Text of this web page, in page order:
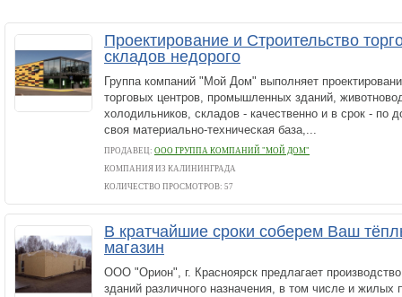
Проектирование и Строительство
складов недорого
Группа компаний "Мой Дом" выполняет
торговых центров, промышленных зданий,
холодильников, складов - качественно и в срок - по
своя материально-техническая база,...
ПРОДАВЕЦ: ООО ГРУППА КОМПАНИЙ "МОЙ ДОМ"
КОМПАНИЯ ИЗ КАЛИНИНГРАДА
КОЛИЧЕСТВО ПРОСМОТРОВ: 57
В кратчайшие сроки соберем Ваш
магазин
ООО "Орион", г. Красноярск предлагает
зданий различного назначения, в том числе и жилых